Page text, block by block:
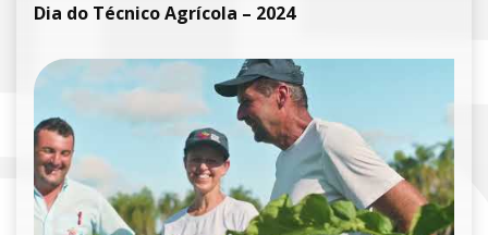
Dia do Técnico Agrícola – 2024